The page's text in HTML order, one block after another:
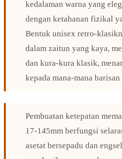
kedalaman warna yang
dengan ketahanan fizikal
Bentuk unisex retro-
dalam zaitun yang kaya,
dan kura-kura klasik,
kepada mana-mana
Pembuatan ketepatan
17-145mm berfungsi
asetat bersepadu dan